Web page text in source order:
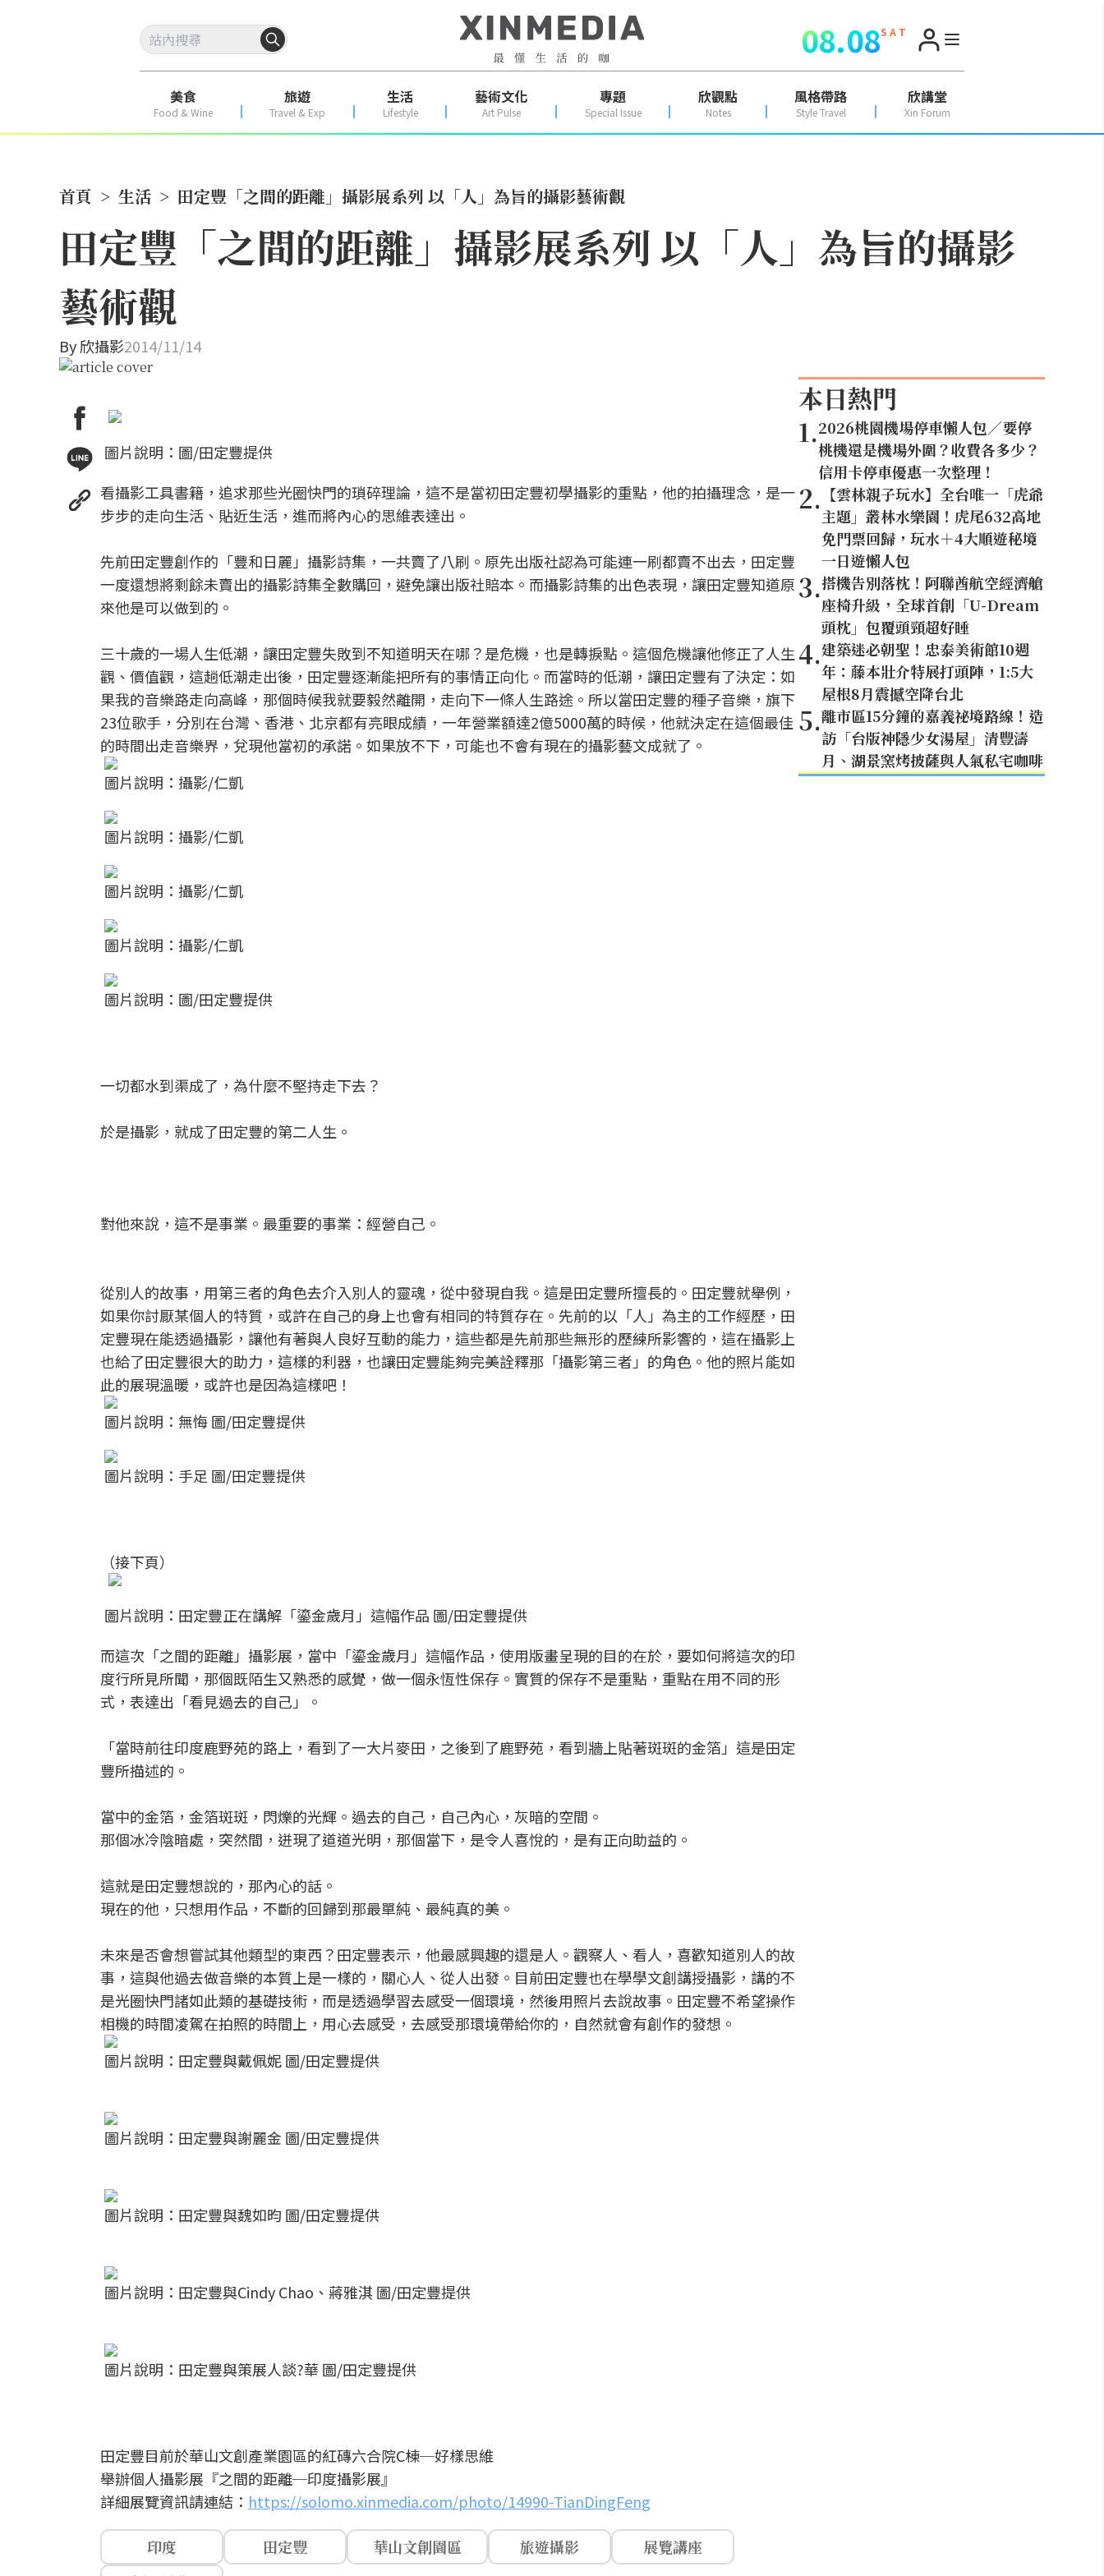
08.08S A T
美食
Food & Wine
旅遊
Travel & Exp
生活
Lifestyle
藝術文化
Art Pulse
專題
Special Issue
欣觀點
Notes
風格帶路
Style Travel
欣講堂
Xin Forum
首頁 > 生活 > 田定豐「之間的距離」攝影展系列 以「人」為旨的攝影藝術觀
田定豐「之間的距離」攝影展系列 以「人」為旨的攝影
藝術觀
By欣攝影2014/11/14
圖片說明：圖/田定豐提供
看攝影工具書籍，追求那些光圈快門的瑣碎理論，這不是當初田定豐初學攝影的重點，他的拍攝理念，是一
步步的走向生活、貼近生活，進而將內心的思維表達出。
先前田定豐創作的「豐和日麗」攝影詩集，一共賣了八刷。原先出版社認為可能連一刷都賣不出去，田定豐
一度還想將剩餘未賣出的攝影詩集全數購回，避免讓出版社賠本。而攝影詩集的出色表現，讓田定豐知道原
來他是可以做到的。
三十歲的一場人生低潮，讓田定豐失敗到不知道明天在哪？是危機，也是轉捩點。這個危機讓他修正了人生
觀、價值觀，這趟低潮走出後，田定豐逐漸能把所有的事情正向化。而當時的低潮，讓田定豐有了決定：如
果我的音樂路走向高峰，那個時候我就要毅然離開，走向下一條人生路途。所以當田定豐的種子音樂，旗下
23位歌手，分別在台灣、香港、北京都有亮眼成績，一年營業額達2億5000萬的時候，他就決定在這個最佳
的時間出走音樂界，兌現他當初的承諾。如果放不下，可能也不會有現在的攝影藝文成就了。
圖片說明：攝影/仁凱
圖片說明：攝影/仁凱
圖片說明：攝影/仁凱
圖片說明：攝影/仁凱
圖片說明：圖/田定豐提供
一切都水到渠成了，為什麼不堅持走下去？
於是攝影，就成了田定豐的第二人生。
對他來說，這不是事業。最重要的事業：經營自己。
從別人的故事，用第三者的角色去介入別人的靈魂，從中發現自我。這是田定豐所擅長的。田定豐就舉例，
如果你討厭某個人的特質，或許在自己的身上也會有相同的特質存在。先前的以「人」為主的工作經歷，田
定豐現在能透過攝影，讓他有著與人良好互動的能力，這些都是先前那些無形的歷練所影響的，這在攝影上
也給了田定豐很大的助力，這樣的利器，也讓田定豐能夠完美詮釋那「攝影第三者」的角色。他的照片能如
此的展現溫暖，或許也是因為這樣吧！
圖片說明：無悔 圖/田定豐提供
圖片說明：手足 圖/田定豐提供
（接下頁）
圖片說明：田定豐正在講解「鎏金歲月」這幅作品 圖/田定豐提供
而這次「之間的距離」攝影展，當中「鎏金歲月」這幅作品，使用版畫呈現的目的在於，要如何將這次的印
度行所見所聞，那個既陌生又熟悉的感覺，做一個永恆性保存。實質的保存不是重點，重點在用不同的形
式，表達出「看見過去的自己」。
「當時前往印度鹿野苑的路上，看到了一大片麥田，之後到了鹿野苑，看到牆上貼著斑斑的金箔」這是田定
豐所描述的。
當中的金箔，金箔斑斑，閃爍的光輝。過去的自己，自己內心，灰暗的空間。
那個冰冷陰暗處，突然間，迸現了道道光明，那個當下，是令人喜悅的，是有正向助益的。
這就是田定豐想說的，那內心的話。
現在的他，只想用作品，不斷的回歸到那最單純、最純真的美。
未來是否會想嘗試其他類型的東西？田定豐表示，他最感興趣的還是人。觀察人、看人，喜歡知道別人的故
事，這與他過去做音樂的本質上是一樣的，關心人、從人出發。目前田定豐也在學學文創講授攝影，講的不
是光圈快門諸如此類的基礎技術，而是透過學習去感受一個環境，然後用照片去說故事。田定豐不希望操作
相機的時間凌駕在拍照的時間上，用心去感受，去感受那環境帶給你的，自然就會有創作的發想。
圖片說明：田定豐與戴佩妮 圖/田定豐提供
圖片說明：田定豐與謝麗金 圖/田定豐提供
圖片說明：田定豐與魏如昀 圖/田定豐提供
圖片說明：田定豐與Cindy Chao、蔣雅淇 圖/田定豐提供
圖片說明：田定豐與策展人談?華 圖/田定豐提供
田定豐目前於華山文創產業園區的紅磚六合院C棟─好樣思維
舉辦個人攝影展『之間的距離─印度攝影展』
詳細展覽資訊請連結： https://solomo.xinmedia.com/photo/14990-TianDingFeng
印度 田定豐 華山文創園區 旅遊攝影
展覽講座
本日熱門
1.2026桃園機場停車懶人包／要停
桃機還是機場外圍？收費各多少？
信用卡停車優惠一次整理！
2. 【雲林親子玩水】全台唯一「虎爺
主題」叢林水樂園！虎尾632高地
免門票回歸，玩水＋4大順遊秘境
一日遊懶人包
3.搭機告別落枕！阿聯酋航空經濟艙
座椅升級，全球首創「U-Dream
頭枕」包覆頭頸超好睡
4.建築迷必朝聖！忠泰美術館10週
年：藤本壯介特展打頭陣，1:5大
屋根8月震撼空降台北
5.離市區15分鐘的嘉義祕境路線！造
訪「台版神隱少女湯屋」清豐濤
月、湖景窯烤披薩與人氣私宅咖啡